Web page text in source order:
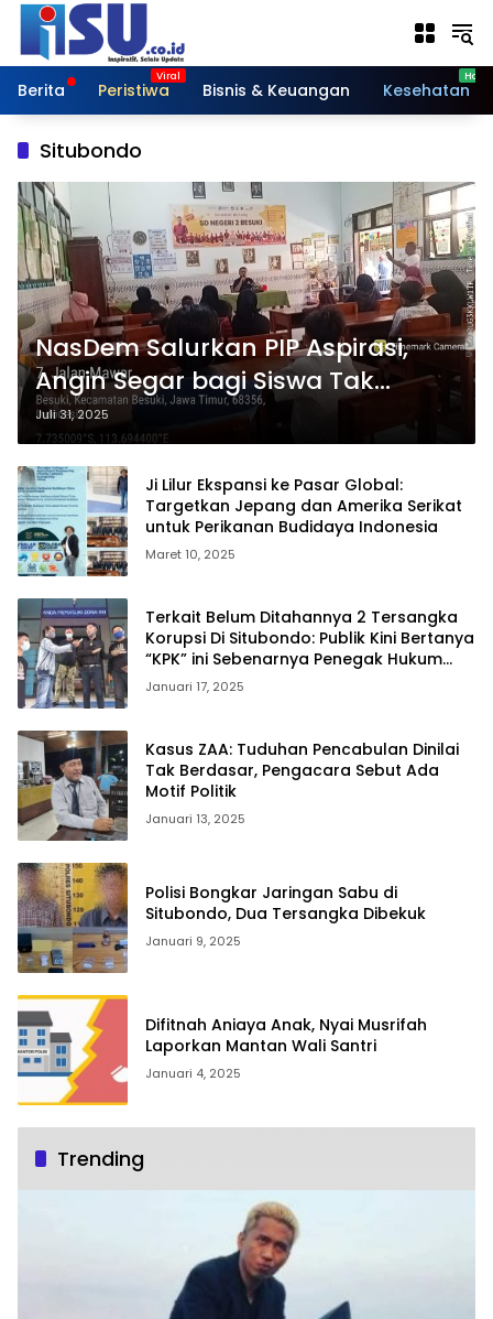
Langsung
konten
Berita
Peristiwa Bisnis & Keuangan Kesehatan
Situbondo
NasDem Salurkan PIP Aspirasi,
Angin Segar bagi Siswa Tak
Mampu di Situbondo
Juli 31, 2025
Ji Lilur Ekspansi ke Pasar Global:
Targetkan Jepang dan Amerika Serikat
untuk Perikanan Budidaya Indonesia
Maret 10, 2025
Terkait Belum Ditahannya 2 Tersangka
Korupsi Di Situbondo: Publik Kini Bertanya
“KPK” ini Sebenarnya Penegak Hukum
Macam Apa ❓❓❓
Januari 17, 2025
Kasus ZAA: Tuduhan Pencabulan Dinilai
Tak Berdasar, Pengacara Sebut Ada
Motif Politik
Januari 13, 2025
Polisi Bongkar Jaringan Sabu di
Situbondo, Dua Tersangka Dibekuk
Januari 9, 2025
Difitnah Aniaya Anak, Nyai Musrifah
Laporkan Mantan Wali Santri
Januari 4, 2025
Trending